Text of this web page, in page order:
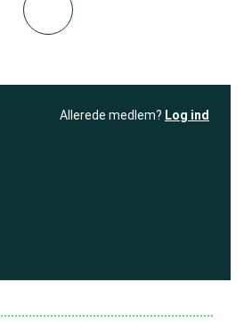
Allerede medlem? Log ind